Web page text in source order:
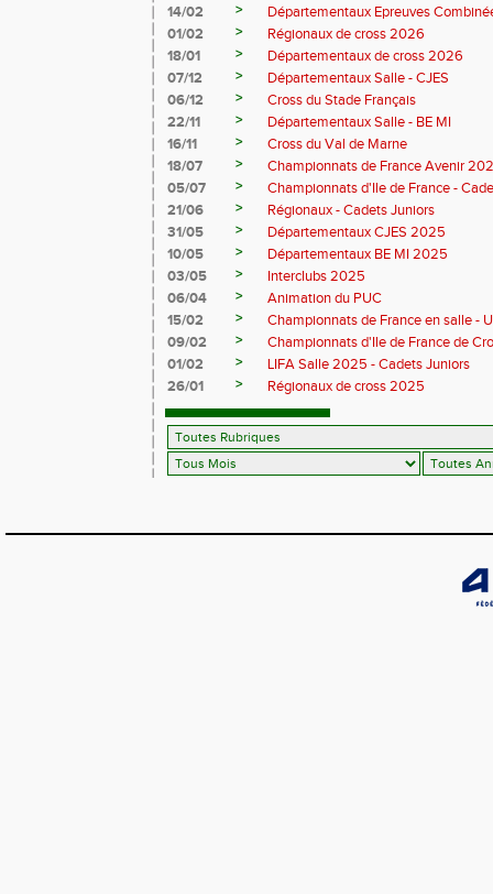
14/02
>
Départementaux Epreuves
01/02
>
Régionaux de cross 2026
18/01
>
Départementaux de cross 2026
07/12
>
Départementaux Salle - CJES
06/12
>
Cross du Stade Français
22/11
>
Départementaux Salle - BE MI
16/11
>
Cross du Val de Marne
18/07
>
Championnats de France Avenir
05/07
>
Championnats d'Ile de France -
21/06
>
Régionaux - Cadets Juniors
31/05
>
Départementaux CJES 2025
10/05
>
Départementaux BE MI 2025
03/05
>
Interclubs 2025
06/04
>
Animation du PUC
15/02
>
Championnats de France en salle -
09/02
>
Championnats d'Ile de France de
01/02
>
LIFA Salle 2025 - Cadets Juniors
26/01
> Régionaux de cross 2025